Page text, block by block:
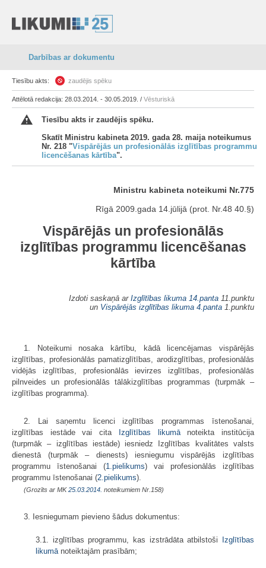
Darbības ar dokumentu
Tiesību akts: zaudējis spēku
Attēlotā redakcija: 28.03.2014. - 30.05.2019. / Vēsturiskā
Tiesību akts ir zaudējis spēku.
Skatīt Ministru kabineta 2019. gada 28. maija noteikumus
Nr. 218 "Vispārējās un profesionālās izglītības programmu
licencēšanas kārtība".
Ministru kabineta noteikumi Nr.775
Rīgā 2009.gada 14.jūlijā (prot. Nr.48 40.§)
Vispārējās un profesionālās
izglītības programmu licencēšanas
kārtība
Izdoti saskaņā ar Izglītības likuma 14.panta 11.punktu
un Vispārējās izglītības likuma 4.panta 1.punktu
1. Noteikumi nosaka kārtību, kādā licencējamas vispārējās
izglītības, profesionālās pamatizglītības, arodizglītības, profesionālās
vidējās izglītības, profesionālās ievirzes izglītības, profesionālās
pilnveides un profesionālās tālākizglītības programmas (turpmāk –
izglītības programma).
2. Lai saņemtu licenci izglītības programmas īstenošanai,
izglītības iestāde vai cita Izglītības likumānoteikta institūcija
(turpmāk – izglītības iestāde) iesniedz Izglītības kvalitātes valsts
dienestā (turpmāk – dienests) iesniegumu vispārējās izglītības
programmu īstenošanai (1.pielikums) vai profesionālās izglītības
programmu īstenošanai (2.pielikums).
(Grozīts ar MK25.03.2014. noteikumiem Nr.158)
3. Iesniegumam pievieno šādus dokumentus:
3.1. izglītības programmu, kas izstrādāta atbilstoši Izglītības
likumā noteiktajām prasībām;